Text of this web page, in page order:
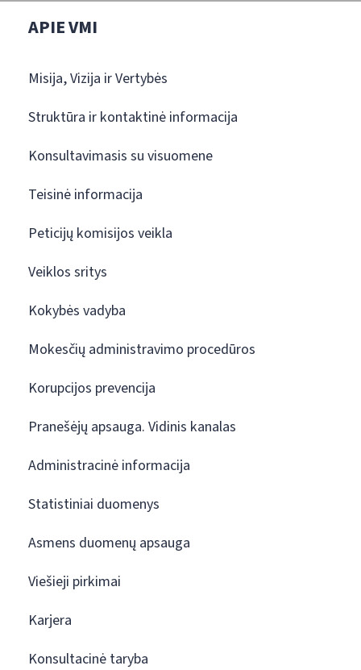
APIE VMI
Misija, Vizija ir Vertybės
Struktūra ir kontaktinė informacija
Konsultavimasis su visuomene
Teisinė informacija
Peticijų komisijos veikla
Veiklos sritys
Kokybės vadyba
Mokesčių administravimo procedūros
Korupcijos prevencija
Pranešėjų apsauga. Vidinis kanalas
Administracinė informacija
Statistiniai duomenys
Asmens duomenų apsauga
Viešieji pirkimai
Karjera
Konsultacinė taryba